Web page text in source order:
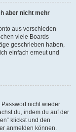
aber nicht mehr
aus verschieden
viele Boards
geschrieben haben,
einfach erneut und
nicht wieder
du, indem du auf der
klickst und den
anmelden können.